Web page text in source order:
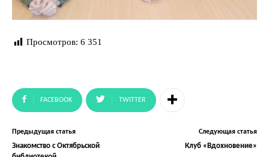
Просмотров: 6 351
FACEBOOK TWITTER
Предыдущая статья
Знакомство с Октябрьской
Следующая статья
Клуб «Вдохновение»